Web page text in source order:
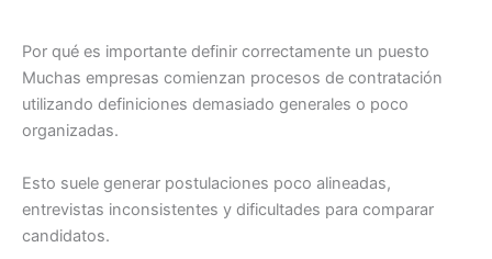
Por qué es importante definir correctamente un puesto
Muchas empresas comienzan procesos de contratación
utilizando definiciones demasiado generales o poco
organizadas.
Esto suele generar postulaciones poco alineadas,
entrevistas inconsistentes y dificultades para comparar
candidatos.